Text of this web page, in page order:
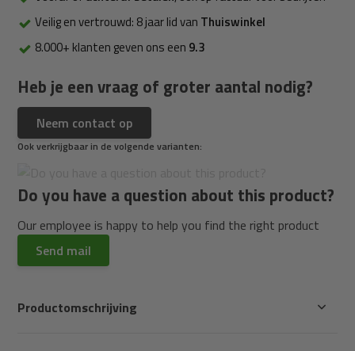
Veilig en vertrouwd: 8 jaar lid van Thuiswinkel
8.000+ klanten geven ons een 9.3
Heb je een vraag of groter aantal nodig?
Neem contact op
Ook verkrijgbaar in de volgende varianten:
Do you have a question about this product?
Our employee is happy to help you find the right product
Send mail
Productomschrijving